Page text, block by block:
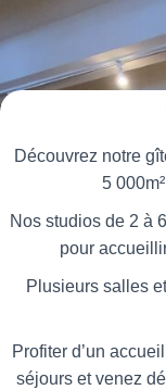
Découvrez notre
5
Nos studios de 2 à
pour
Plusieurs salles
Profiter d’un
séjours et venez